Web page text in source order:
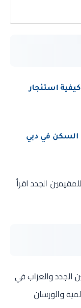
كيفية استئجار
في دبي
الجدد اقرأ
الجدد والعزاب في
والورسان